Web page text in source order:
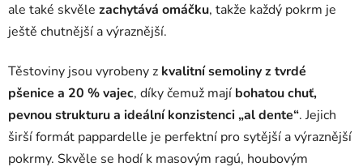
ale také skvěle zachytává omáčku, takže každý pokrm je
ještě chutnější a výraznější.
Těstoviny jsou vyrobeny z kvalitní semoliny z tvrdé
pšenice a 20 % vajec, díky čemuž mají bohatou chuť,
pevnou strukturu a ideální konzistenci „al dente“. Jejich
širší formát pappardelle je perfektní pro sytější a výraznější
pokrmy. Skvěle se hodí k masovým ragú, houbovým